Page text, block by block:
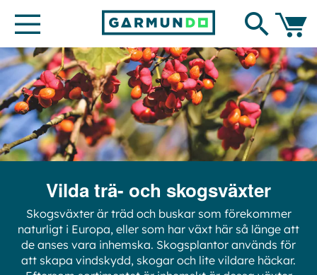
innehållet
Min
Search
Vilda trä- och skogsväxter
Skogsväxter är träd och buskar som förekommer
naturligt i Europa, eller som har växt här så länge att
de anses vara inhemska. Skogsplantor används för
att skapa vindskydd, skogar och lite vildare häckar.